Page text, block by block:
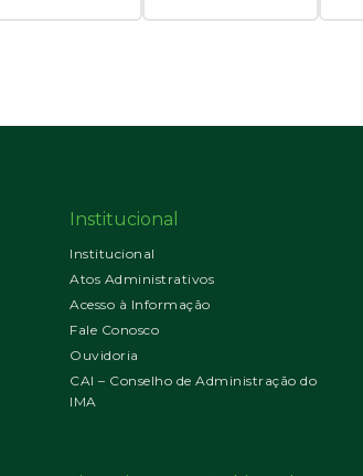
Institucional
Institucional
Atos Administrativos
Acesso à Informação
Fale Conosco
Ouvidoria
CAI – Conselho de Administração do
IMA